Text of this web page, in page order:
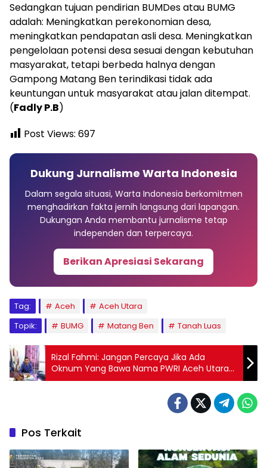
Sedangkan tujuan pendirian BUMDes atau BUMG
adalah: Meningkatkan perekonomian desa,
meningkatkan pendapatan asli desa. Meningkatkan
pengelolaan potensi desa sesuai dengan kebutuhan
masyarakat, tetapi berbeda halnya dengan
Gampong Matang Ben terindikasi tidak ada
keuntungan untuk masyarakat atau jalan ditempat.
(Fadly P.B)
Post Views: 697
Dukung Jurnalisme Warta Indonesia
Dalam segala situasi, Warta Indonesia berkomitmen
menghadirkan fakta jernih langsung dari lapangan.
Dukungan Anda membantu jurnalisme tetap
independen dan terpercaya.
Berikan Apresiasi Sekarang
Tag: Aceh
Aceh Utara
Topik:
BUMG Matang Ben Tanah Luas
Rizal Fahmi: Jangan Percaya Jika Ada
Oknum Yang Bawa Nama PWRI Aceh Utara
Untuk Kepentingan Pribadinya
Pos Terkait